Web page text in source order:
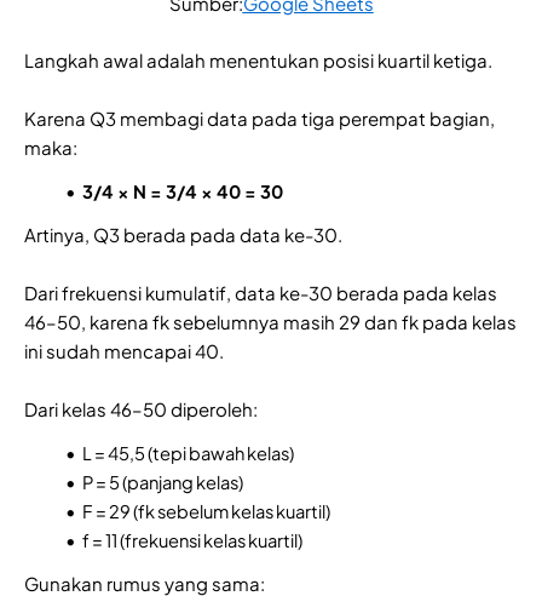
Langkah awal adalah menentukan posisi kuartil ketiga.
Karena Q3 membagi data pada tiga perempat bagian,
maka:
3/4 × N = 3/4 × 40 = 30
Artinya, Q3 berada pada data ke-30.
Dari frekuensi kumulatif, data ke-30 berada pada kelas
46–50, karena fk sebelumnya masih 29 dan fk pada kelas
ini sudah mencapai 40.
Dari kelas 46–50 diperoleh:
L = 45,5 (tepi bawah kelas)
P = 5 (panjang kelas)
F = 29 (fk sebelum kelas kuartil)
f = 11 (frekuensi kelas kuartil)
Gunakan rumus yang sama: